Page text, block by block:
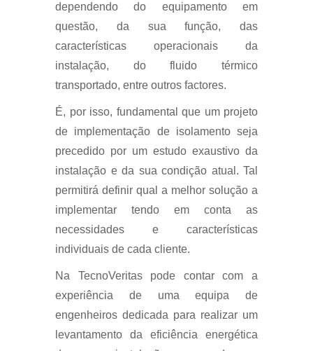
dependendo do equipamento em
questão, da sua função, das
características operacionais da
instalação, do fluido térmico
transportado, entre outros factores.
É, por isso, fundamental que um projeto
de implementação de isolamento seja
precedido por um estudo exaustivo da
instalação e da sua condição atual. Tal
permitirá definir qual a melhor solução a
implementar tendo em conta as
necessidades e características
individuais de cada cliente.
Na TecnoVeritas pode contar com a
experiência de uma equipa de
engenheiros dedicada para realizar um
levantamento da eficiência energética